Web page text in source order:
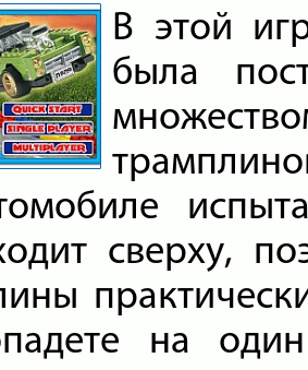
В этой
была
сверху,
на